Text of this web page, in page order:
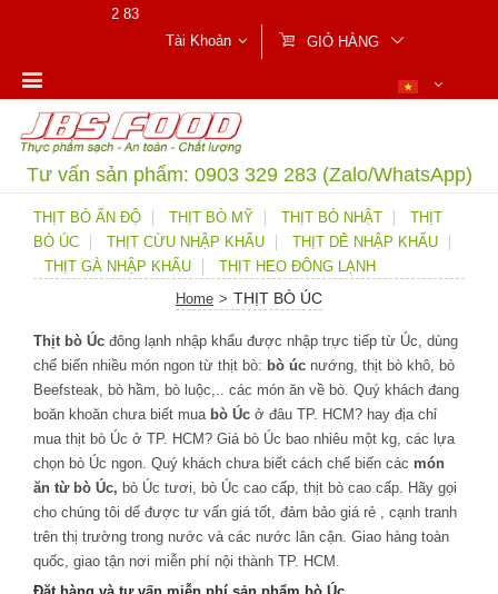
Tài Khoản
GIỎ HÀNG
Tư vấn sản phẩm: 0903 329 283 (Zalo/WhatsApp)
THỊT BÒ ẤN ĐỘ THỊT BÒ MỸ THỊT BÒ NHẬT
THỊT
BÒ ÚC
THỊT CỪU NHẬP KHẨU
THỊT DÊ NHẬP KHẨU
THỊT GÀ NHẬP KHẨU
THỊT HEO ĐÔNG LẠNH
Home > THỊT BÒ ÚC
Thịt bò Úc đông lạnh nhập khẩu được nhập trực tiếp từ Úc, dùng
chế biến nhiều món ngon từ thịt bò: bò úc nướng, thịt bò khô, bò
Beefsteak, bò hầm, bò luộc,.. các món ăn về bò. Quý khách đang
boăn khoăn chưa biết mua bò Úc ở đâu TP. HCM? hay địa chỉ
mua thịt bò Úc ở TP. HCM? Giá bò Úc bao nhiêu một kg, các lựa
chọn bò Úc ngon. Quý khách chưa biết cách chế biến các món
ăn từ bò Úc, bò Úc tươi, bò Úc cao cấp, thịt bò cao cấp. Hãy gọi
cho chúng tôi dể được tư vấn giá tốt, đảm bảo giá rẻ , cạnh tranh
trên thị trường trong nước và các nước lân cận. Giao hàng toàn
quốc, giao tận nơi miễn phí nội thành TP. HCM.